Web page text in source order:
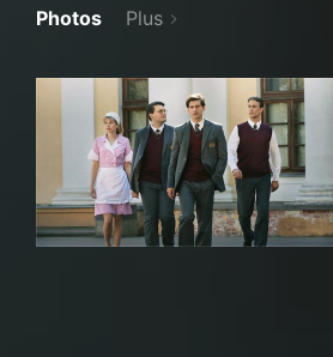
Photos Plus